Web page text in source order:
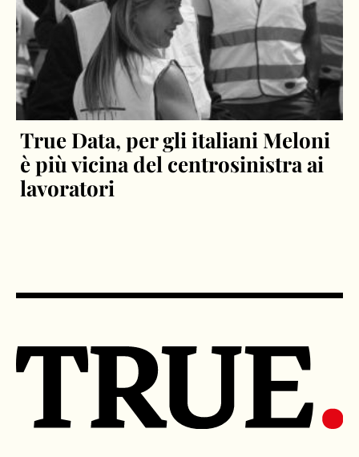
True Data, per gli italiani Meloni
è più vicina del centrosinistra ai
lavoratori